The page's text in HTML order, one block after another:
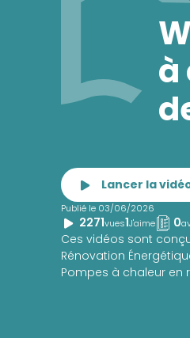
à
Lancer la
Publié le 03/06/2026
2271vues1J'aime 0
Ces vidéos sont
Rénovation
Pompes à chaleur en